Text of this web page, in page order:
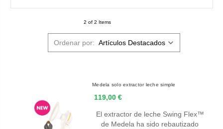
2 of 2 Items
Ordenar por:
Medela solo extractor leche simple
119,00 €
El extractor de leche Swing Flex™
de Medela ha sido rebautizado